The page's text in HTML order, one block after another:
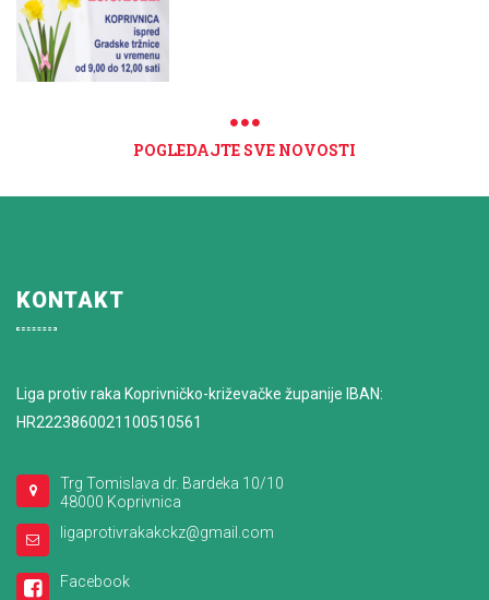
POGLEDAJTE SVE NOVOSTI
KONTAKT
Liga protiv raka Koprivničko-križevačke županije IBAN:
HR2223860021100510561
Trg Tomislava dr. Bardeka 10/10
48000 Koprivnica
ligaprotivrakakckz@gmail.com
Facebook